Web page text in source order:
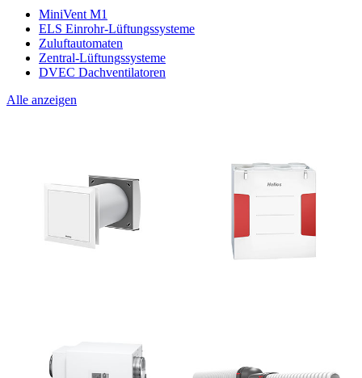
MiniVent M1
ELS Einrohr-Lüftungssysteme
Zuluftautomaten
Zentral-Lüftungssysteme
DVEC Dachventilatoren
Alle anzeigen